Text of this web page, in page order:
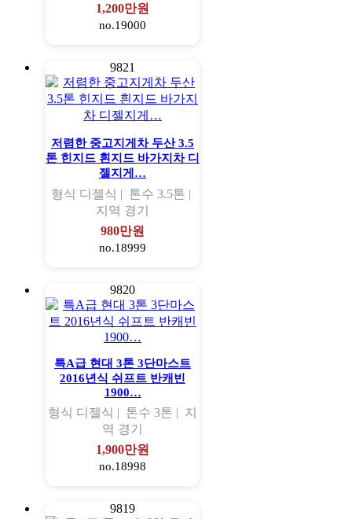
1,200만원
no.19000
9821
저렴한 중고지게차 두산 3.5
톤 힌지드 흰지드 바가지차 디
젤지게…
형식 디젤식 | 톤수 3.5톤 |
지역 경기
980만원
no.18999
9820
특A급 현대 3톤 3단마스트
2016년식 쉬프트 반캐빈
1900…
형식 디젤식 | 톤수 3톤 | 지
역 경기
1,900만원
no.18998
9819